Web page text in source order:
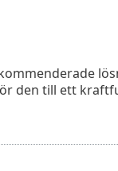
den till ett